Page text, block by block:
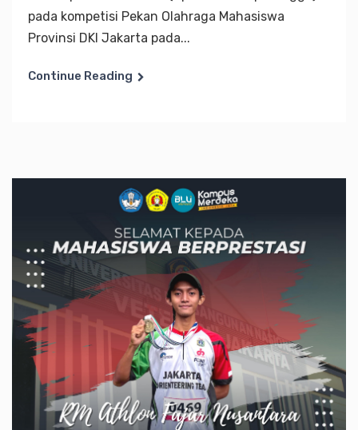
pada kompetisi Pekan Olahraga Mahasiswa
Provinsi DKI Jakarta pada...
Continue Reading